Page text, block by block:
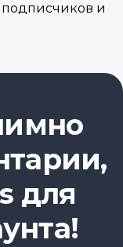
подписчиков и
для